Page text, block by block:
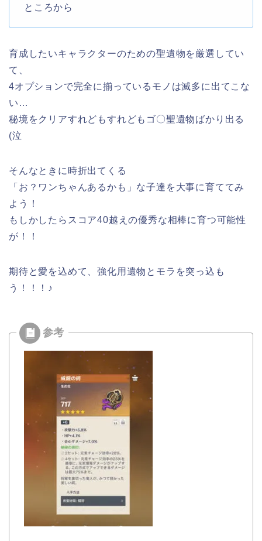
ところから
育成したいキャラクターのための聖遺物を厳選してい
て、
4オプションで完全に揃っているモノは滅多に出てこな
い…
秘境をクリアすれどもすれどもゴ〇聖遺物ばかり出る
(泣
そんなときに時折出てくる
「お？ワンちゃんあるかも」な子達を大事に育ててみ
よう！
もしかしたらスコア40越えの優秀な相棒に育つ可能性
が！！
期待と愛を込めて、強化用遺物とモラを突っ込も
う！！！♪